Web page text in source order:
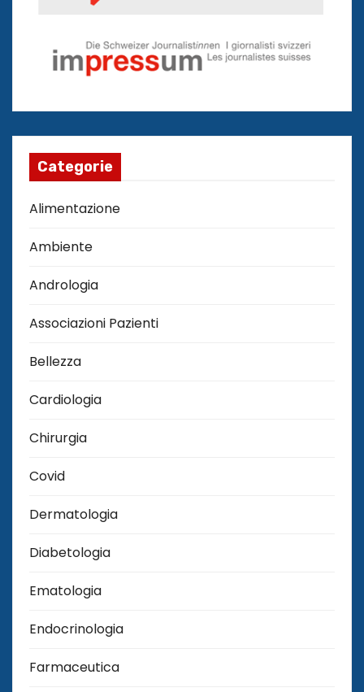
Categorie
Alimentazione
Ambiente
Andrologia
Associazioni Pazienti
Bellezza
Cardiologia
Chirurgia
Covid
Dermatologia
Diabetologia
Ematologia
Endocrinologia
Farmaceutica